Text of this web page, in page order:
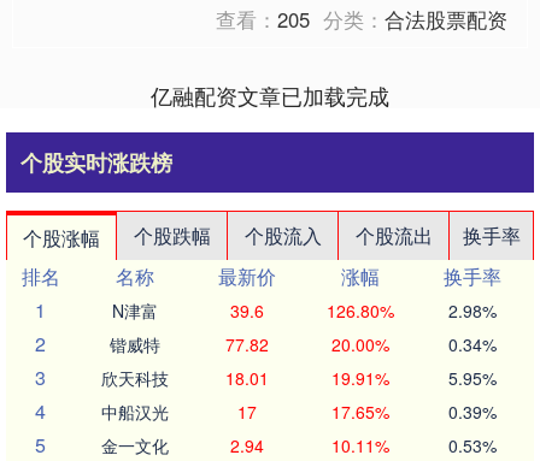
查看：205 分类：合法股票配资
亿融配资文章已加载完成
个股实时涨跌榜
个股涨幅 个股跌幅 个股流入 个股流出
换手率
排名
名称 最新价 涨幅
换手率
1
N津富 39.6 126.80% 2.98%
2 锴威特 77.82 20.00% 0.34%
3 欣天科技 18.01 19.91% 5.95%
4 中船汉光 17 17.65% 0.39%
5 金一文化 2.94 10.11% 0.53%